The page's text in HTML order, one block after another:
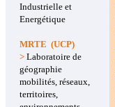
Industrielle et
Energétique
MRTE (UCP)
> Laboratoire de
géographie
mobilités, réseaux,
territoires,